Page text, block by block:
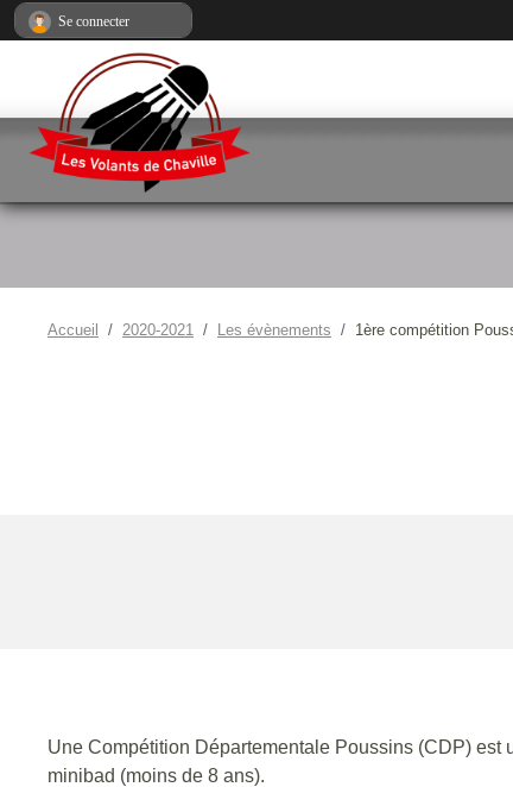
Accueil 2020-2021 Les évènements 1ère compétition
Une Compétition Départementale Poussins (CDP)
minibad (moins de 8 ans).
Se connecter
Panneau de gestion des cookies